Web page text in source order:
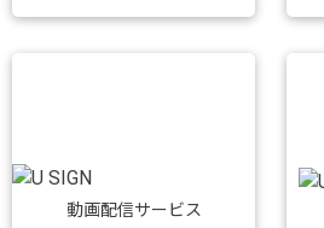
動画配信サービス